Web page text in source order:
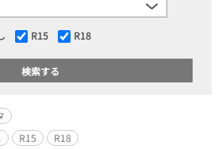
R15 R18
R15 R18